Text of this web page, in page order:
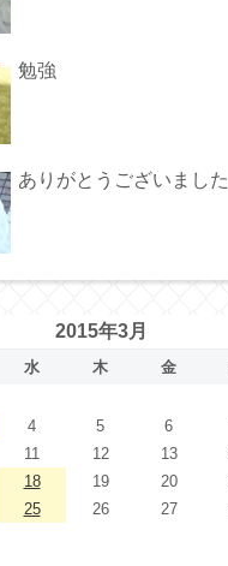
勉強
ありがとうございました
2015年3月
水 木 金
4 5 6
11 12 13
18 19 20
25 26 27